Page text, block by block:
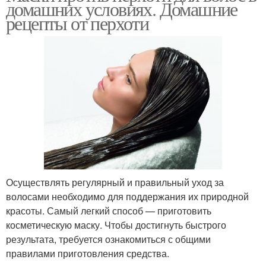
домашних условиях. Домашние
рецепты от перхоти
Осуществлять регулярный и правильный уход за
волосами необходимо для поддержания их природной
красоты. Самый легкий способ — приготовить
косметическую маску. Чтобы достигнуть быстрого
результата, требуется ознакомиться с общими
правилами приготовления средства.